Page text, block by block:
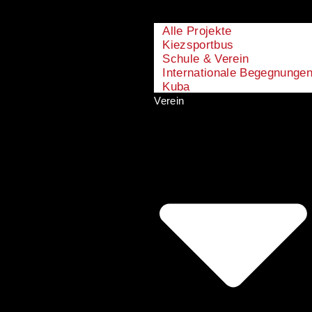
Alle Projekte
Kiezsportbus
Schule & Verein
Internationale
Kuba
Verein